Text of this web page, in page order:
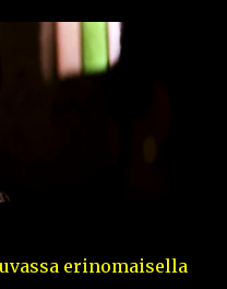
erinomaisella